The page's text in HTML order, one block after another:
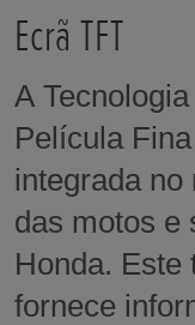
Ecrã TFT
A
Película
integrada
das motos e
Honda. Este
fornece